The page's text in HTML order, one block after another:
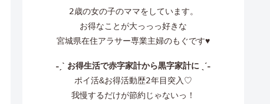
𝟤歳の女の子のママをしています。
お得なことが大っっっ好きな
宮城県在住アラサー専業主婦のもぐです♥
˗ˏˋ お得生活で赤字家計から黒字家計に ˎˊ˗
ポイ活&お得活動歴𝟤年目突入♡
我慢するだけが節約じゃないっ！